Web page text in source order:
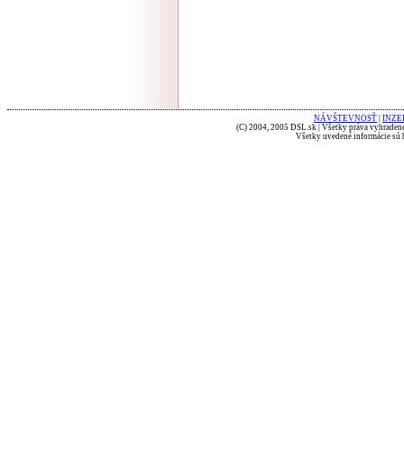
NÁVŠTEVNOSŤ
(C) 2004, 2005 DSL.sk | Všetky práva
Všetky uvedené informácie sú